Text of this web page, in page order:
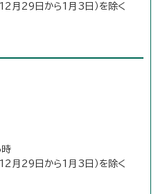
12月29日から1月3日）を除く
時
12月29日から1月3日）を除く